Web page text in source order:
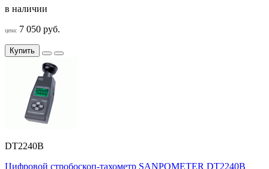
в наличии
цена: 7 050 руб.
Купить
DT2240B
Цифровой стробоскоп-тахометр SANPOMETER DT2240B